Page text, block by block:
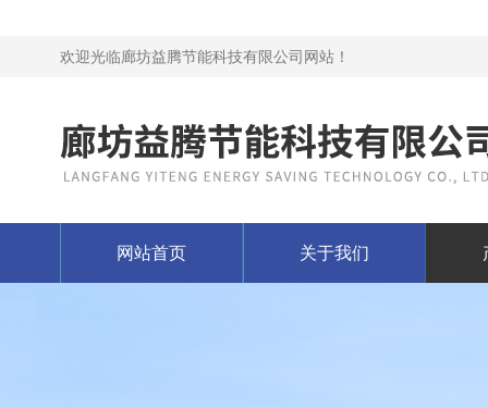
欢迎光临廊坊益腾节能科技有限公司网站！
网站首页 关于我们